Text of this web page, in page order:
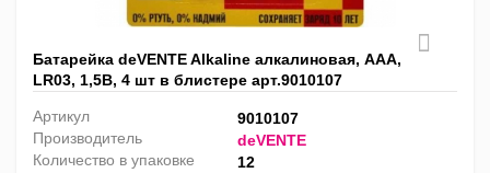
Батарейка deVENTE Alkaline алкалиновая, AAA,
LR03, 1,5В, 4 шт в блистере арт.9010107
Артикул
9010107
Производитель
deVENTE
Количество в упаковке
12